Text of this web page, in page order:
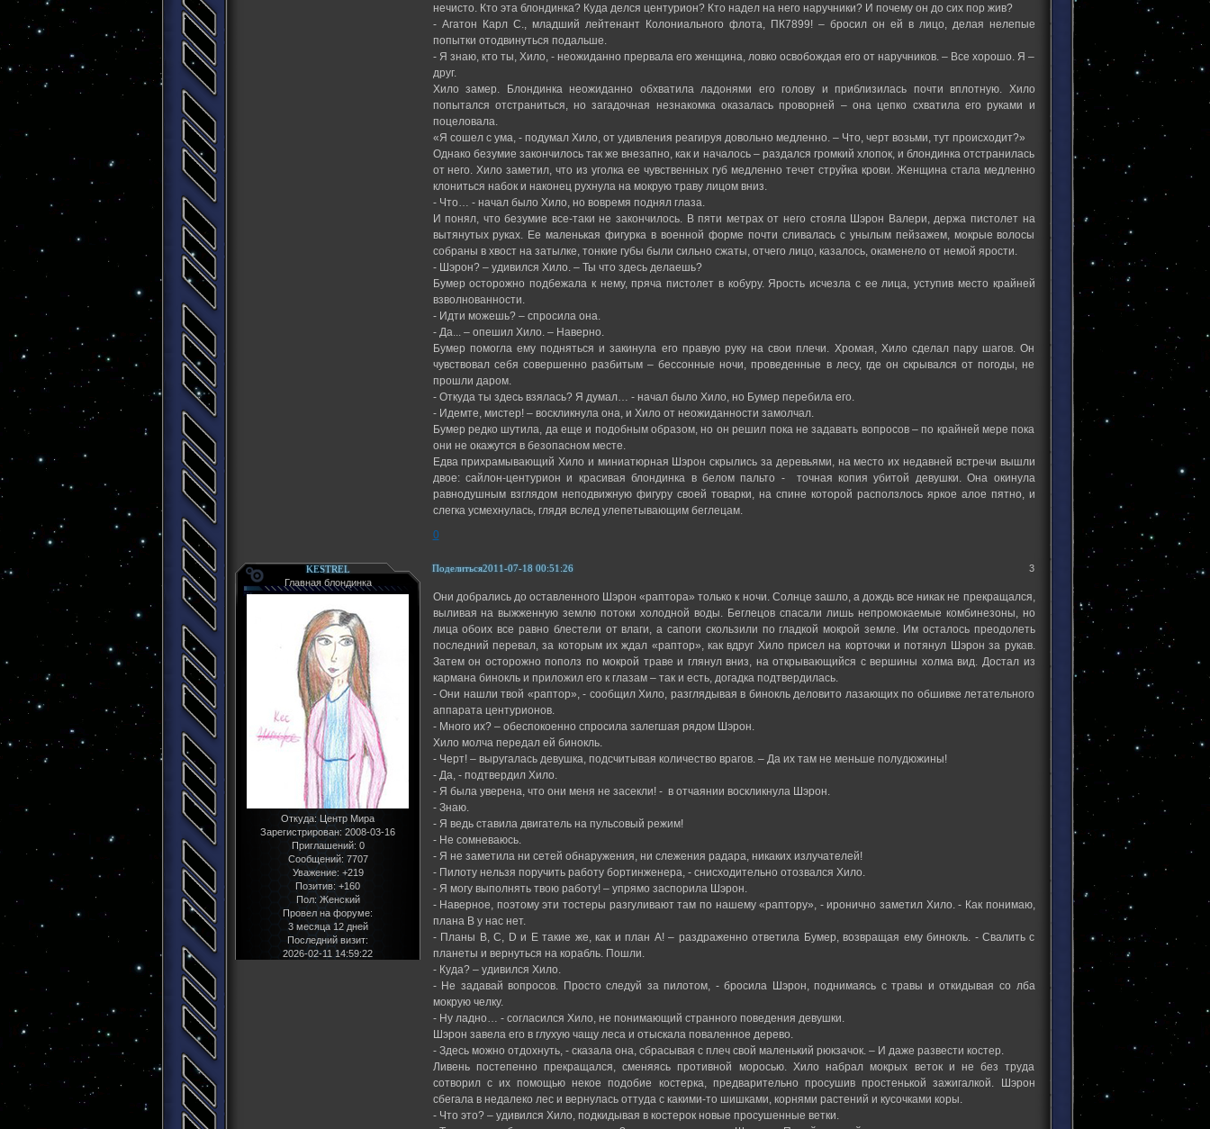
нечисто. Кто эта блондинка? Куда делся центурион? Кто надел на него наручники? И почему он до сих пор жив?
- Агатон Карл С., младший лейтенант Колониального флота, ПК7899! – бросил он ей в лицо, делая нелепые
попытки отодвинуться подальше.
- Я знаю, кто ты, Хило, - неожиданно прервала его женщина, ловко освобождая его от наручников. – Все хорошо. Я –
друг.
Хило замер. Блондинка неожиданно обхватила ладонями его голову и приблизилась почти вплотную. Хило
попытался отстраниться, но загадочная незнакомка оказалась проворней – она цепко схватила его руками и
поцеловала.
«Я сошел с ума, - подумал Хило, от удивления реагируя довольно медленно. – Что, черт возьми, тут происходит?»
Однако безумие закончилось так же внезапно, как и началось – раздался громкий хлопок, и блондинка отстранилась
от него. Хило заметил, что из уголка ее чувственных губ медленно течет струйка крови. Женщина стала медленно
клониться набок и наконец рухнула на мокрую траву лицом вниз.
- Что… - начал было Хило, но вовремя поднял глаза.
И понял, что безумие все-таки не закончилось. В пяти метрах от него стояла Шэрон Валери, держа пистолет на
вытянутых руках. Ее маленькая фигурка в военной форме почти сливалась с унылым пейзажем, мокрые волосы
собраны в хвост на затылке, тонкие губы были сильно сжаты, отчего лицо, казалось, окаменело от немой ярости.
- Шэрон? – удивился Хило. – Ты что здесь делаешь?
Бумер осторожно подбежала к нему, пряча пистолет в кобуру. Ярость исчезла с ее лица, уступив место крайней
взволнованности.
- Идти можешь? – спросила она.
- Да... – опешил Хило. – Наверно.
Бумер помогла ему подняться и закинула его правую руку на свои плечи. Хромая, Хило сделал пару шагов. Он
чувствовал себя совершенно разбитым – бессонные ночи, проведенные в лесу, где он скрывался от погоды, не
прошли даром.
- Откуда ты здесь взялась? Я думал… - начал было Хило, но Бумер перебила его.
- Идемте, мистер! – воскликнула она, и Хило от неожиданности замолчал.
Бумер редко шутила, да еще и подобным образом, но он решил пока не задавать вопросов – по крайней мере пока
они не окажутся в безопасном месте.
Едва прихрамывающий Хило и миниатюрная Шэрон скрылись за деревьями, на место их недавней встречи вышли
двое: сайлон-центурион и красивая блондинка в белом пальто - точная копия убитой девушки. Она окинула
равнодушным взглядом неподвижную фигуру своей товарки, на спине которой расползлось яркое алое пятно, и
слегка усмехнулась, глядя вслед улепетывающим беглецам.
0
Поделиться 3
2011-07-18 00:51:26
KESTREL
Главная блондинка
Откуда: Центр Мира
Зарегистрирован: 2008-03-16
Приглашений: 0
Сообщений: 7707
Уважение: +219
Позитив: +160
Пол:Женский
Провел на форуме:
3 месяца 12 дней
Последний визит:
2026-02-11 14:59:22
Они добрались до оставленного Шэрон «раптора» только к ночи. Солнце зашло, а дождь все никак не прекращался,
выливая на выжженную землю потоки холодной воды. Беглецов спасали лишь непромокаемые комбинезоны, но
лица обоих все равно блестели от влаги, а сапоги скользили по гладкой мокрой земле. Им осталось преодолеть
последний перевал, за которым их ждал «раптор», как вдруг Хило присел на корточки и потянул Шэрон за рукав.
Затем он осторожно пополз по мокрой траве и глянул вниз, на открывающийся с вершины холма вид. Достал из
кармана бинокль и приложил его к глазам – так и есть, догадка подтвердилась.
- Они нашли твой «раптор», - сообщил Хило, разглядывая в бинокль деловито лазающих по обшивке летательного
аппарата центурионов.
- Много их? – обеспокоенно спросила залегшая рядом Шэрон.
Хило молча передал ей бинокль.
- Черт! – выругалась девушка, подсчитывая количество врагов. – Да их там не меньше полудюжины!
- Да, - подтвердил Хило.
- Я была уверена, что они меня не засекли! - в отчаянии воскликнула Шэрон.
- Знаю.
- Я ведь ставила двигатель на пульсовый режим!
- Не сомневаюсь.
- Я не заметила ни сетей обнаружения, ни слежения радара, никаких излучателей!
- Пилоту нельзя поручить работу бортинженера, - снисходительно отозвался Хило.
- Я могу выполнять твою работу! – упрямо заспорила Шэрон.
- Наверное, поэтому эти тостеры разгуливают там по нашему «раптору», - иронично заметил Хило. - Как понимаю,
плана B у нас нет.
- Планы B, C, D и E такие же, как и план A! – раздраженно ответила Бумер, возвращая ему бинокль. - Свалить с
планеты и вернуться на корабль. Пошли.
- Куда? – удивился Хило.
- Не задавай вопросов. Просто следуй за пилотом, - бросила Шэрон, поднимаясь с травы и откидывая со лба
мокрую челку.
- Ну ладно… - согласился Хило, не понимающий странного поведения девушки.
Шэрон завела его в глухую чащу леса и отыскала поваленное дерево.
- Здесь можно отдохнуть, - сказала она, сбрасывая с плеч свой маленький рюкзачок. – И даже развести костер.
Ливень постепенно прекращался, сменяясь противной моросью. Хило набрал мокрых веток и не без труда
сотворил с их помощью некое подобие костерка, предварительно просушив простенькой зажигалкой. Шэрон
сбегала в недалеко лес и вернулась оттуда с какими-то шишками, корнями растений и кусочками коры.
- Что это? – удивился Хило, подкидывая в костерок новые просушенные ветки.